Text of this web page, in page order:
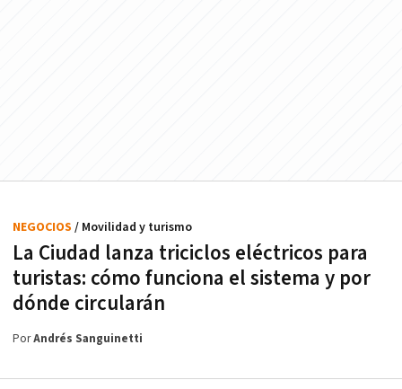
La Ciudad lanza triciclos eléctricos para
turistas: cómo funciona el sistema y por
dónde circularán
NEGOCIOS / Movilidad y turismo
PorAndrés Sanguinetti